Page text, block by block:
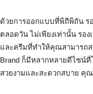
ด้วยการออกแบบที่พิถีพิถัน ร
ตลอดวัน ไม่เพียงเท่านั้น รอ
และครีมที่ทำให้คุณสามารถส
Brand ก็มีหลากหลายดีไซน์
สวยงามและสะดวกสบาย คุ